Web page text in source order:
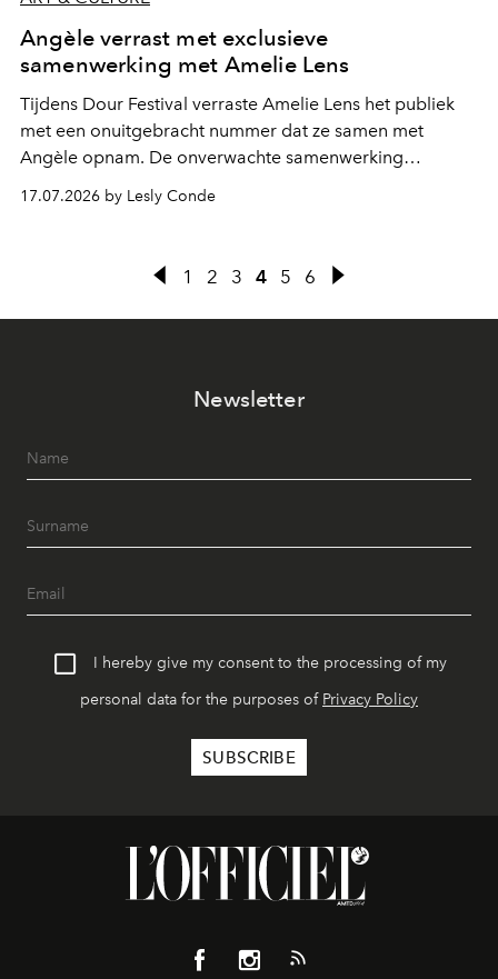
Angèle verrast met exclusieve
samenwerking met Amelie Lens
Tijdens Dour Festival verraste Amelie Lens het publiek
met een onuitgebracht nummer dat ze samen met
Angèle opnam. De onverwachte samenwerking
bevestigt de elektronische koers die de Belgische
zangeres de voorbije maanden steeds nadrukkelijker
17.07.2026 by Lesly Conde
1 2 3 4 5 6
Newsletter
I hereby give my consent to the processing of my
personal data for the purposes of Privacy Policy